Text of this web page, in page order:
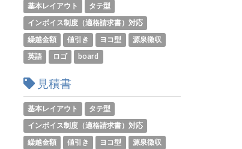
基本レイアウト
タテ型
インボイス制度（適格請求書）対応
繰越金額
値引き ヨコ型
源泉徴収
英語
ロゴ board
見積書
基本レイアウト
タテ型
インボイス制度（適格請求書）対応
繰越金額
値引き ヨコ型
源泉徴収